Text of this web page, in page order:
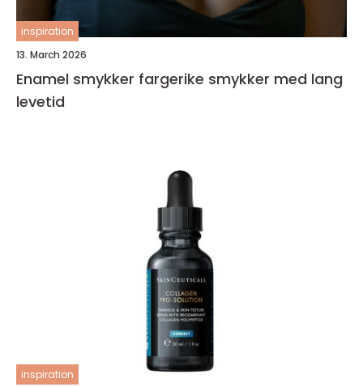
inspiration
13. March 2026
Enamel smykker fargerike smykker med lang
levetid
inspiration